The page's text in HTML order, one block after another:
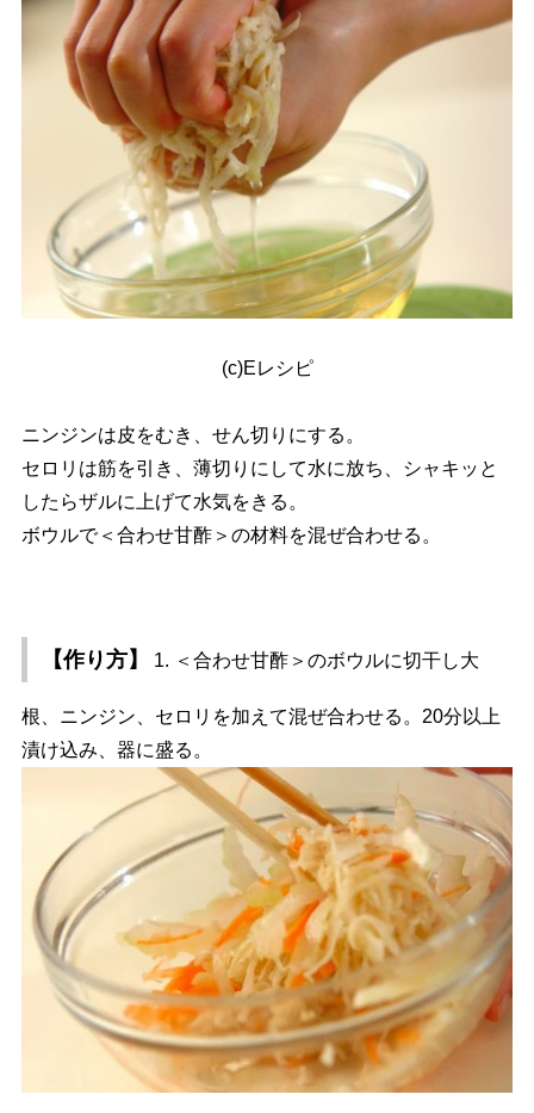
(c)Eレシピ
ニンジンは皮をむき、せん切りにする。
セロリは筋を引き、薄切りにして水に放ち、シャキッと
したらザルに上げて水気をきる。
ボウルで＜合わせ甘酢＞の材料を混ぜ合わせる。
【作り方】 1. ＜合わせ甘酢＞のボウルに切干し大
根、ニンジン、セロリを加えて混ぜ合わせる。20分以上
漬け込み、器に盛る。